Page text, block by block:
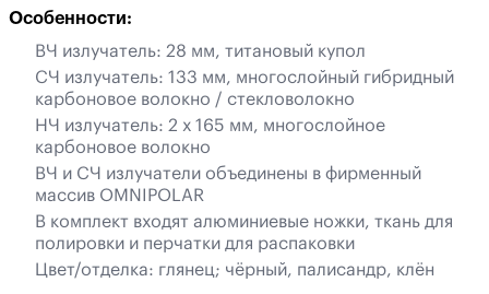
Особенности:
ВЧ излучатель: 28 мм, титановый купол
СЧ излучатель: 133 мм, многослойный гибридный
карбоновое волокно / стекловолокно
НЧ излучатель: 2 х 165 мм, многослойное
карбоновое волокно
ВЧ и СЧ излучатели объединены в фирменный
массив OMNIPOLAR
В комплект входят алюминиевые ножки, ткань для
полировки и перчатки для распаковки
Цвет/отделка: глянец; чёрный, палисандр, клён